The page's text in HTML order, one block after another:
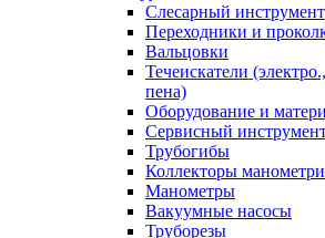
Слесарный инструмент
Переходники и
Вальцовки
Течеискатели
пена)
Оборудование и
Сервисный
Трубогибы
Коллекторы
Манометры
Вакуумные насосы
Труборезы